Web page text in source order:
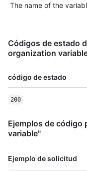
The name of the
Códigos de estado
organization
código de estado
200
Ejemplos de código
variable"
Ejemplo de solicitud